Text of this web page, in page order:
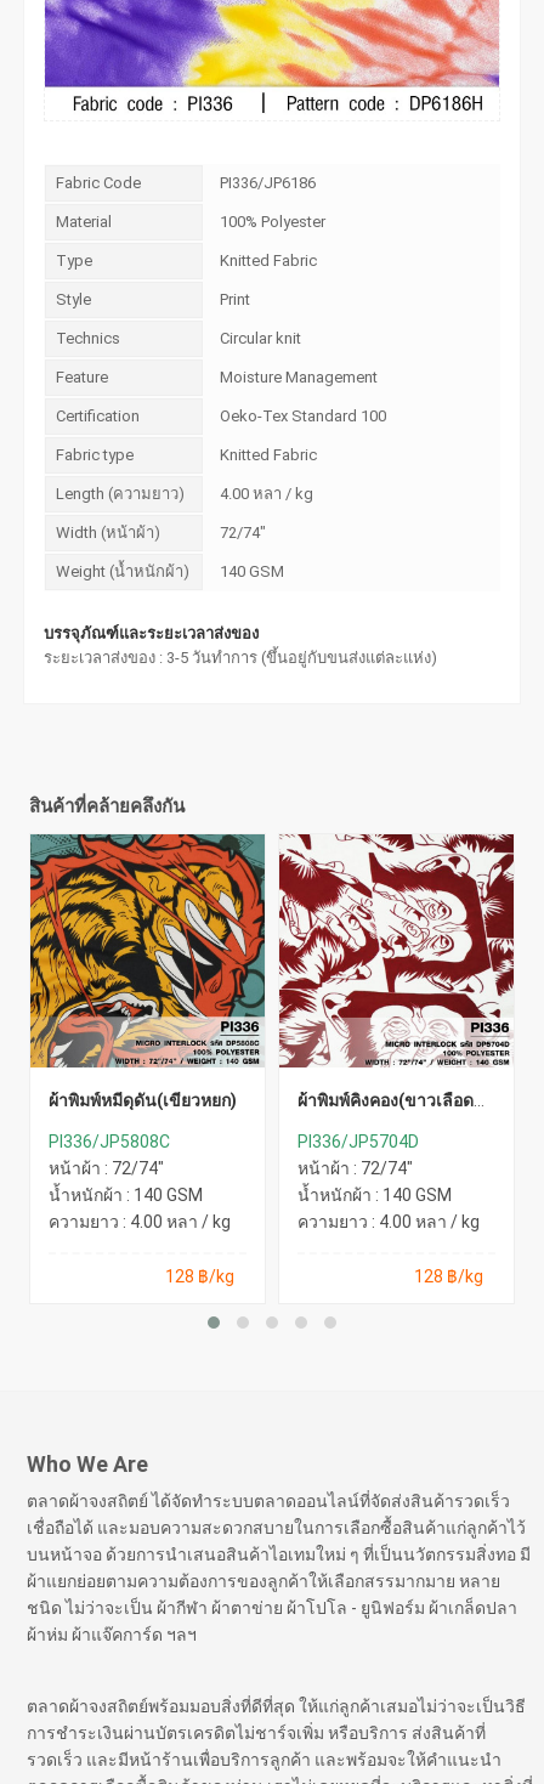
Fabric Code PI336/JP6186
Material 100% Polyester
Type Knitted Fabric
Style Print
Technics Circular knit
Feature Moisture Management
Certification Oeko-Tex Standard 100
Fabric type Knitted Fabric
Length (ความยาว) 4.00 หลา / kg
Width (หน้าผ้า) 72/74"
Weight (น้ำหนักผ้า) 140 GSM
บรรจุภัณฑ์และระยะเวลาส่งของ
ระยะเวลาส่งของ : 3-5 วันทำการ (ขึ้นอยู่กับขนส่งแต่ละแห่ง)
สินค้าที่คล้ายคลึงกัน
ผ้าพิมพ์หมีดุดัน(เขียวหยก)
PI336/JP5808C
หน้าผ้า : 72/74"
น้ำหนักผ้า : 140 GSM
ความยาว : 4.00 หลา / kg
128 ฿/kg
ผ้าพิมพ์คิงคอง(ขาวเลือด
PI336/JP5704D
หน้าผ้า : 72/74"
น้ำหนักผ้า : 140 GSM
ความยาว : 4.00 หลา / kg
128 ฿/kg
Who We Are
ตลาดผ้าจงสถิตย์ ได้จัดทำระบบตลาดออนไลน์ที่จัดส่งสินค้ารวดเร็ว
เชื่อถือได้ และมอบความสะดวกสบายในการเลือกซื้อสินค้าแก่ลูกค้าไว้
บนหน้าจอ ด้วยการนำเสนอสินค้าไอเทมใหม่ ๆ ที่เป็นนวัตกรรมสิ่งทอ มี
ผ้าแยกย่อยตามความต้องการของลูกค้าให้เลือกสรรมากมาย หลาย
ชนิด ไม่ว่าจะเป็น ผ้ากีฬา ผ้าตาข่าย ผ้าโปโล - ยูนิฟอร์ม ผ้าเกล็ดปลา
ผ้าห่ม ผ้าแจ๊คการ์ด ฯลฯ
ตลาดผ้าจงสถิตย์พร้อมมอบสิ่งที่ดีที่สุด ให้แก่ลูกค้าเสมอไม่ว่าจะเป็นวิธี
การชำระเงินผ่านบัตรเครดิตไม่ชาร์จเพิ่ม หรือบริการ ส่งสินค้าที่
รวดเร็ว และมีหน้าร้านเพื่อบริการลูกค้า และพร้อมจะให้คำแนะนำ